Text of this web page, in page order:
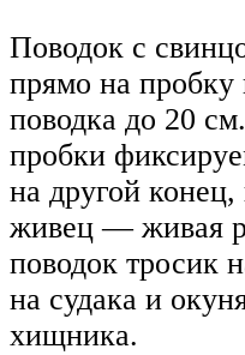
Поводок с
прямо на пробку
поводка до 20
пробки
на другой
живец — живая
поводок тросик
на судака и
хищника.